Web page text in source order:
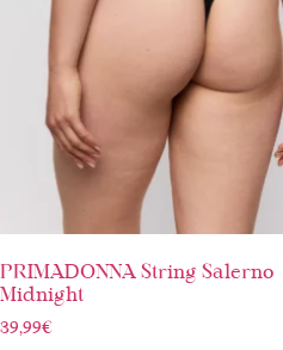
PRIMADONNA String Salerno
Midnight
39,99€